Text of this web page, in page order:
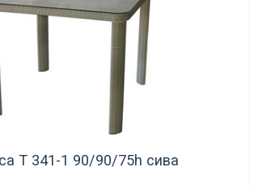
Т 341-1 90/90/75h сива